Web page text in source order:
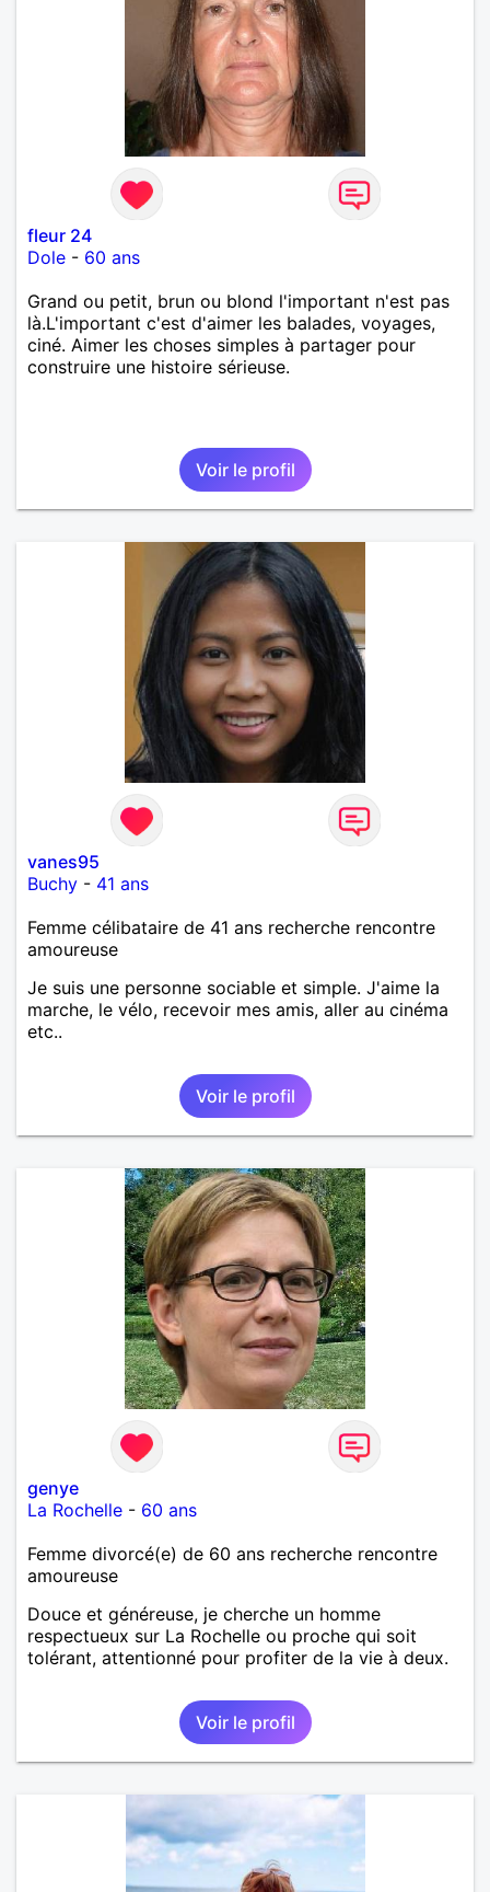
fleur 24
Dole - 60 ans
Grand ou petit, brun ou blond l'important n'est pas
là.L'important c'est d'aimer les balades, voyages,
ciné. Aimer les choses simples à partager pour
construire une histoire sérieuse.
Voir le profil
vanes95
Buchy - 41 ans
Femme célibataire de 41 ans recherche rencontre
amoureuse
Je suis une personne sociable et simple. J'aime la
marche, le vélo, recevoir mes amis, aller au cinéma
etc..
Voir le profil
genye
La Rochelle - 60 ans
Femme divorcé(e) de 60 ans recherche rencontre
amoureuse
Douce et généreuse, je cherche un homme
respectueux sur La Rochelle ou proche qui soit
tolérant, attentionné pour profiter de la vie à deux.
Voir le profil